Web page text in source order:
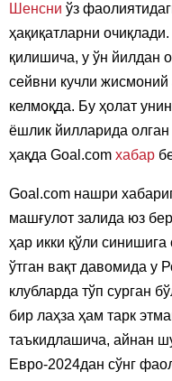
Шенсни ўз
ҳақиқатларни
қилишича, у ўн йилдан
сейвни кучли
келмоқда. Бу ҳолат
ёшлик йилларида
ҳақда Goal.com хабар
Goal.com нашри
машғулот залида юз
ҳар икки қўли
ўтган вақт давомида у
клубларда тўп сурган
бир лаҳза ҳам тарк
таъкидлашича, айнан
Евро-2024дан сўнг